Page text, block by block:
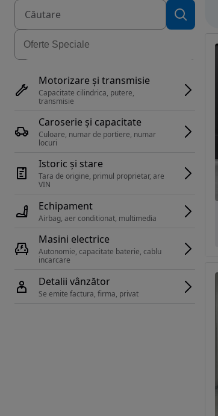
Motorizare și transmisie
Capacitate cilindrica, putere,
transmisie
Caroserie și capacitate
Culoare, numar de portiere, numar
locuri
Istoric și stare
Tara de origine, primul proprietar, are
Echipament
Airbag, aer conditionat, multimedia
Masini electrice
Autonomie, capacitate baterie, cablu
Detalii vânzător
Se emite factura, firma, privat